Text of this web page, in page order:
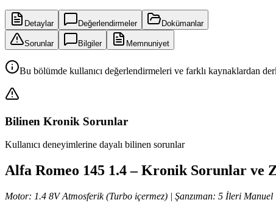
Detaylar Değerlendirmeler Dokümanlar
Sorunlar Bilgiler Memnuniyet
Bu bölümde kullanıcı değerlendirmeleri ve farklı kaynaklardan
Bilinen Kronik Sorunlar
Kullanıcı deneyimlerine dayalı bilinen sorunlar
Alfa Romeo 145 1.4 – Kronik Sorunlar ve
Motor: 1.4 8V Atmosferik (Turbo içermez) | Şanzıman: 5 İleri Manuel